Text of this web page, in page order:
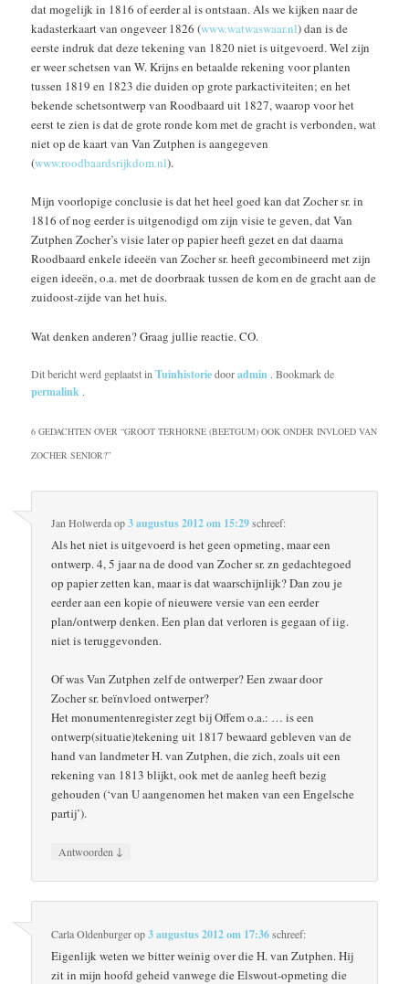
dat mogelijk in 1816 of eerder al is ontstaan. Als we kijken naar de
kadasterkaart van ongeveer 1826 (www.watwaswaar.nl) dan is de
eerste indruk dat deze tekening van 1820 niet is uitgevoerd. Wel zijn
er weer schetsen van W. Krijns en betaalde rekening voor planten
tussen 1819 en 1823 die duiden op grote parkactiviteiten; en het
bekende schetsontwerp van Roodbaard uit 1827, waarop voor het
eerst te zien is dat de grote ronde kom met de gracht is verbonden, wat
niet op de kaart van Van Zutphen is aangegeven
(www.roodbaardsrijkdom.nl).
Mijn voorlopige conclusie is dat het heel goed kan dat Zocher sr. in
1816 of nog eerder is uitgenodigd om zijn visie te geven, dat Van
Zutphen Zocher’s visie later op papier heeft gezet en dat daarna
Roodbaard enkele ideeën van Zocher sr. heeft gecombineerd met zijn
eigen ideeën, o.a. met de doorbraak tussen de kom en de gracht aan de
zuidoost-zijde van het huis.
Wat denken anderen? Graag jullie reactie. CO.
Dit bericht werd geplaatst inTuinhistoriedooradmin . Bookmark de
permalink .
6 GEDACHTEN OVER “GROOT TERHORNE (BEETGUM) OOK ONDER INVLOED VAN
ZOCHER SENIOR?”
Jan Holwerdaop3 augustus 2012 om 15:29schreef:
Als het niet is uitgevoerd is het geen opmeting, maar een
ontwerp. 4, 5 jaar na de dood van Zocher sr. zn gedachtegoed
op papier zetten kan, maar is dat waarschijnlijk? Dan zou je
eerder aan een kopie of nieuwere versie van een eerder
plan/ontwerp denken. Een plan dat verloren is gegaan of iig.
niet is teruggevonden.
Of was Van Zutphen zelf de ontwerper? Een zwaar door
Zocher sr. beïnvloed ontwerper?
Het monumentenregister zegt bij Offem o.a.: … is een
ontwerp(situatie)tekening uit 1817 bewaard gebleven van de
hand van landmeter H. van Zutphen, die zich, zoals uit een
rekening van 1813 blijkt, ook met de aanleg heeft bezig
gehouden (‘van U aangenomen het maken van een Engelsche
partij’).
Antwoorden ↓
Carla Oldenburgerop3 augustus 2012 om 17:36schreef:
Eigenlijk weten we bitter weinig over die H. van Zutphen. Hij
zit in mijn hoofd geheid vanwege die Elswout-opmeting die